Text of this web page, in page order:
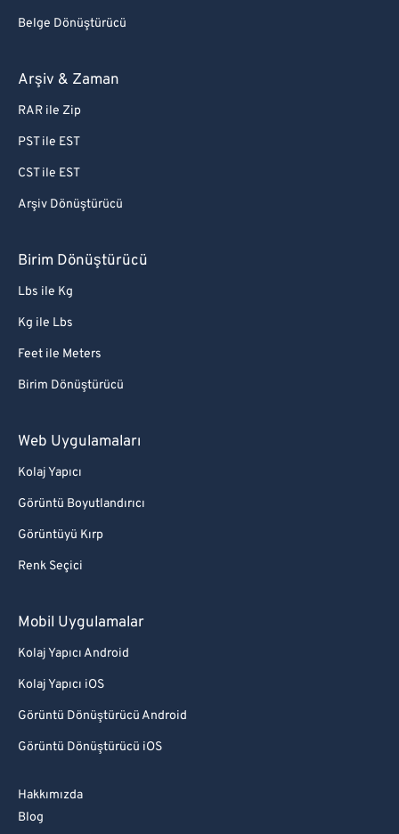
Belge Dönüştürücü
Arşiv & Zaman
RAR ile Zip
PST ile EST
CST ile EST
Arşiv Dönüştürücü
Birim Dönüştürücü
Lbs ile Kg
Kg ile Lbs
Feet ile Meters
Birim Dönüştürücü
Web Uygulamaları
Kolaj Yapıcı
Görüntü Boyutlandırıcı
Görüntüyü Kırp
Renk Seçici
Mobil Uygulamalar
Kolaj Yapıcı Android
Kolaj Yapıcı iOS
Görüntü Dönüştürücü Android
Görüntü Dönüştürücü iOS
Hakkımızda
Blog